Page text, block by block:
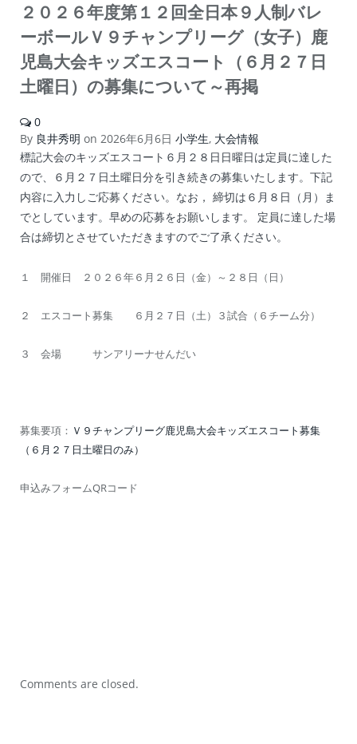
２０２６年度第１２回全日本９人制バレ
ーボールＶ９チャンプリーグ（女子）鹿
児島大会キッズエスコート（６月２７日
土曜日）の募集について～再掲
0
By 良井秀明 on 2026年6月6日 小学生, 大会情報
標記大会のキッズエスコート６月２８日日曜日は定員に達した
ので、６月２７日土曜日分を引き続きの募集いたします。下記
内容に入力しご応募ください。なお， 締切は６月８日（月）ま
でとしています。早めの応募をお願いします。 定員に達した場
合は締切とさせていただきますのでご了承ください。
１ 開催日 ２０２６年６月２６日（金）～２８日（日）
２ エスコート募集 ６月２７日（土）３試合（６チーム分）
３ 会場 サンアリーナせんだい
募集要項： Ｖ９チャンプリーグ鹿児島大会キッズエスコート募集
（６月２７日土曜日のみ）
申込みフォームQRコード
Comments are closed.